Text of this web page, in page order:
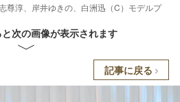
尊淳、岸井ゆきの、白洲迅（C）モデルプ
次の画像が表示されます
記事に戻る